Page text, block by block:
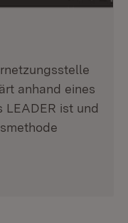
anhand eines
ist und